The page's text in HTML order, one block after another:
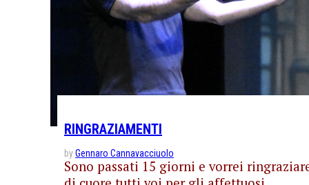
RINGRAZIAMENTI
byGennaro Cannavacciuolo
Sono passati 15 giorni e vorrei